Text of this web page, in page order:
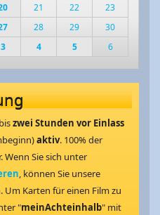
21 22
23
28 29
30
3 4 5 6
zwei Stunden vor Einlass
aktiv. 100% der
Wenn Sie sich unter
, können Sie unsere
Karten für einen Film zu
"meinAchteinhalb" mit